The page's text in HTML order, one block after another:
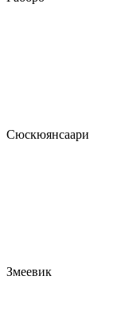
Сюскюянсаари
Змеевик